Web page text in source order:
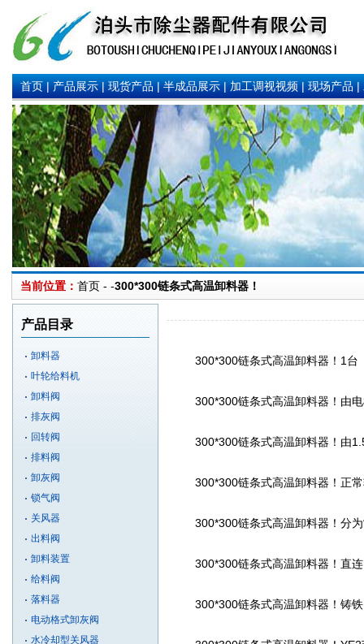
首页|产品展示|现货产品|半成品展示|加工调视视频|现场产品|
当前位置： 首页 - -300*300链条式高温卸料器 ！
产品目录
卸料器
叶轮给料机
卸料阀
排灰阀
回转阀
排料阀
卸灰阀
锁气阀
关风器
出料阀
卸料装置
给料阀
落料器
电动格式卸灰阀
水冷却型关风器
300*300链条式高温卸料器 ！1台
300*300链条式高温卸料器 ！由
300*300链条式高温卸料器！ 由
300*300链条式高温卸料器 ！正
300*300链条式高温卸料器 ！分
300*300链条式高温卸料器 ！直
300*300链条式高温卸料器 ！铸